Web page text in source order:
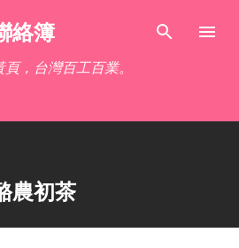
跳到主要內容
絡簿
，台灣百工百業。
農初茶